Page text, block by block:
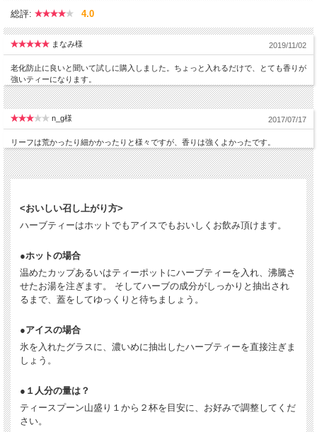
総評: 4.0
まなみ様 2019/11/02
老化防止に良いと聞いて試しに購入しました。ちょっと入れるだけで、とても香りが
強いティーになります。
n_g様 2017/07/17
リーフは荒かったり細かかったりと様々ですが、香りは強くよかったです。
<おいしい召し上がり方>
ハーブティーはホットでもアイスでもおいしくお飲み頂けます。
●ホットの場合
温めたカップあるいはティーポットにハーブティーを入れ、沸騰さ
せたお湯を注ぎます。 そしてハーブの成分がしっかりと抽出され
るまで、蓋をしてゆっくりと待ちましょう。
●アイスの場合
氷を入れたグラスに、濃いめに抽出したハーブティーを直接注ぎま
しょう。
●１人分の量は？
ティースプーン山盛り１から２杯を目安に、お好みで調整してくだ
さい。